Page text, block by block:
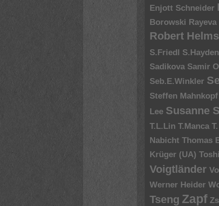
Enjott Schneider
Borowski Rayeva
Robert
S.Friedl S.Hayden
Sadikova Samir
Seb.E.Winkler
Steffen
Lee Susanne
T.L.Lin T.Manca
Nabicht Thomas
Krüger (UA)
Voigtländer
Werner Heider
Tseng Zapf